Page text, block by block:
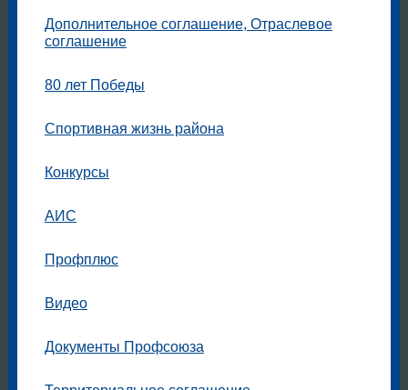
Дополнительное соглашение, Отраслевое
соглашение
80 лет Победы
Спортивная жизнь района
Конкурсы
АИС
Профплюс
Видео
Документы Профсоюза